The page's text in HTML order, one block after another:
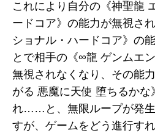
これにより自分の《神聖龍
ードコア》の能力が無視さ
ショナル・ハードコア》の
とで相手の《∞龍 ゲンムエ
無視されなくなり、その能
がる 悪魔に天使 堕ちるかな
れ……と、無限ループが発
すが、ゲームをどう進行す